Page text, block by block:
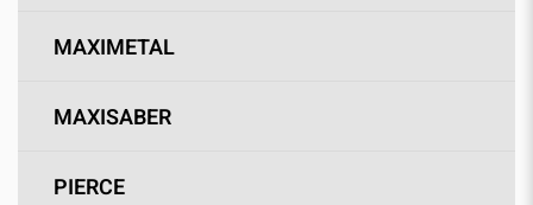
MAXIMETAL
MAXISABER
PIERCE